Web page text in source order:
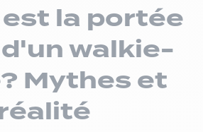
la portée
walkie-
Mythes et